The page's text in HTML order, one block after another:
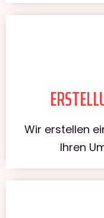
Wir erstellen
Ihren